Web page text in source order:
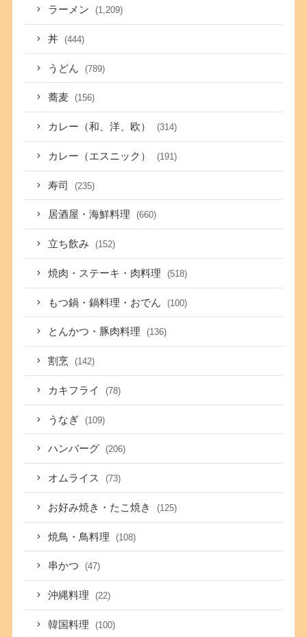
ラーメン (1,209)
丼 (444)
うどん (789)
蕎麦 (156)
カレー（和、洋、欧） (314)
カレー（エスニック） (191)
寿司 (235)
居酒屋・海鮮料理 (660)
立ち飲み (152)
焼肉・ステーキ・肉料理 (518)
もつ鍋・鍋料理・おでん (100)
とんかつ・豚肉料理 (136)
割烹 (142)
カキフライ (78)
うなぎ (109)
ハンバーグ (206)
オムライス (73)
お好み焼き・たこ焼き (125)
焼鳥・鳥料理 (108)
串かつ (47)
沖縄料理 (22)
韓国料理 (100)